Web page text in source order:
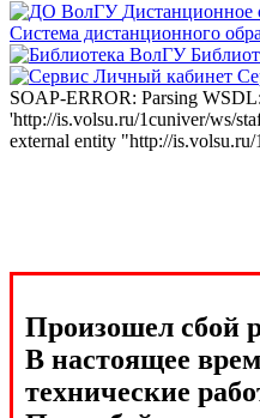
Дистанционное
Система дистанционного
SOAP-ERROR: Parsing
'http://is.volsu.ru/1cuniver/ws/
external entity "http://
Произошел сбой
В настоящее
технические